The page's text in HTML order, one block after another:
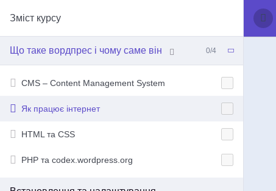
Зміст курсу
Що таке вордпрес і чому саме він 0/4
CMS – Content Management System
Як працює інтернет
HTML та CSS
PHP та codex.wordpress.org